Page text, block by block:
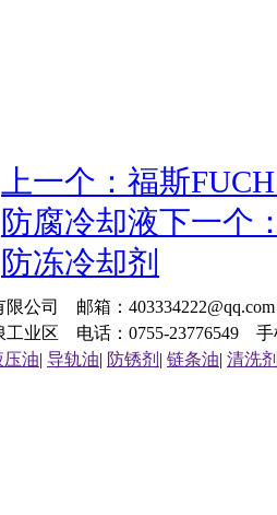
上一个：福斯
防腐冷却液下一个
防冻冷却剂
限公司 邮箱：
业区 电话：0755-23776549 手
压油| 导轨油| 防锈剂 | 链条油| 清洗